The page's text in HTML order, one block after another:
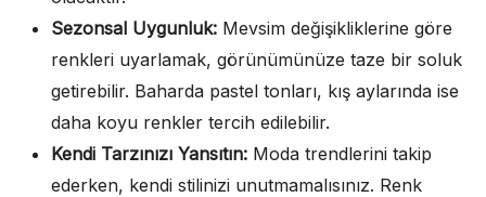
Sezonsal Uygunluk: Mevsim değişikliklerine göre
renkleri uyarlamak, görünümünüze taze bir soluk
getirebilir. Baharda pastel tonları, kış aylarında ise
daha koyu renkler tercih edilebilir.
Kendi Tarzınızı Yansıtın: Moda trendlerini takip
ederken, kendi stilinizi unutmamalısınız. Renk